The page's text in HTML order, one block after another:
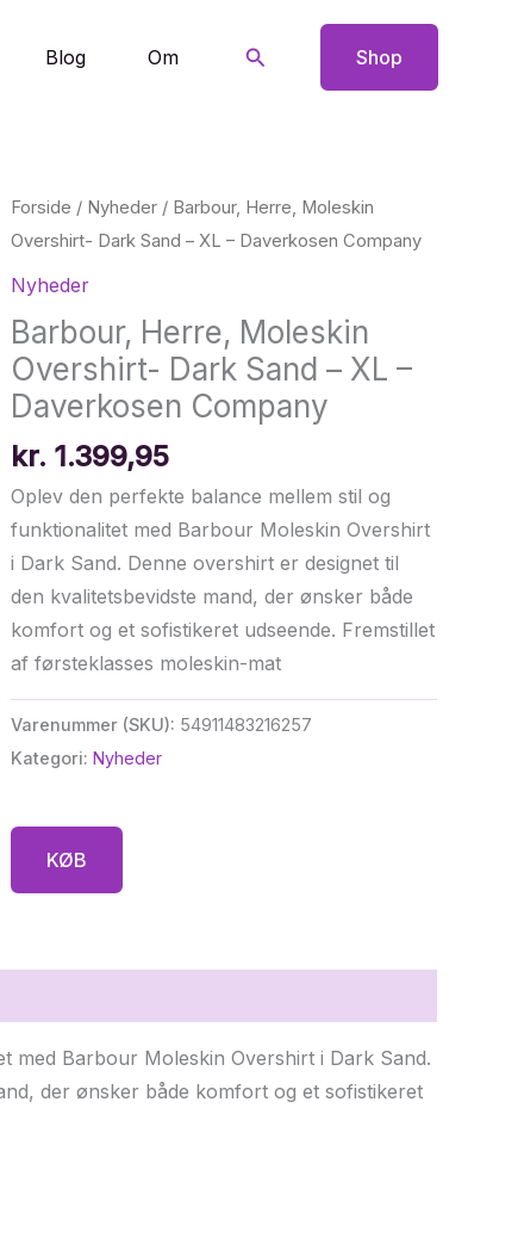
Blog Om Søg Shop
Forside / Nyheder/ Barbour, Herre, Moleskin
Overshirt- Dark Sand – XL – Daverkosen Company
Nyheder
Barbour, Herre, Moleskin
Overshirt- Dark Sand – XL –
Daverkosen Company
kr. 1.399,95
Oplev den perfekte balance mellem stil og
funktionalitet med Barbour Moleskin Overshirt
i Dark Sand. Denne overshirt er designet til
den kvalitetsbevidste mand, der ønsker både
komfort og et sofistikeret udseende. Fremstillet
af førsteklasses moleskin-mat
Varenummer (SKU): 54911483216257
Kategori: Nyheder
KØB
med Barbour Moleskin Overshirt i Dark Sand.
der ønsker både komfort og et sofistikeret